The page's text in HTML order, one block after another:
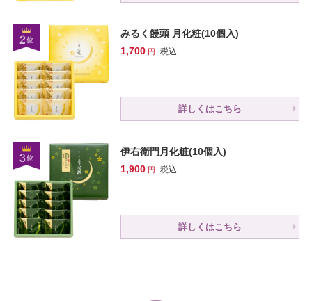
みるく饅頭 月化粧(10個入)
1,700
税込
詳しくはこちら
伊右衛門月化粧(10個入)
1,900
税込
詳しくはこちら